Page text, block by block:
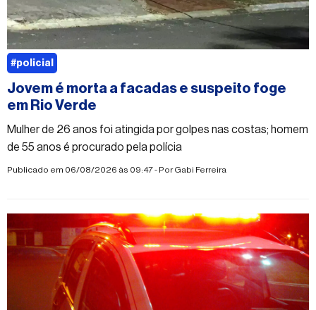
Jovem é morta a facadas e suspeito foge
em Rio Verde
Mulher de 26 anos foi atingida por golpes nas costas; homem
de 55 anos é procurado pela polícia
Publicado em 06/08/2026 às 09:47 - PorGabi Ferreira
#policial